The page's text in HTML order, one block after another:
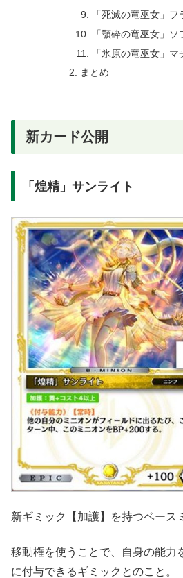
「死滅の竜巫女」
「顎砕の竜巫女」ソ
「氷原の竜巫女」マ
まとめ
新カード公開
「煌精」サンライト
新ギミック【加護】を持つベース
移動権を使うことで、自身の能力
に付与できるギミックとのこと。